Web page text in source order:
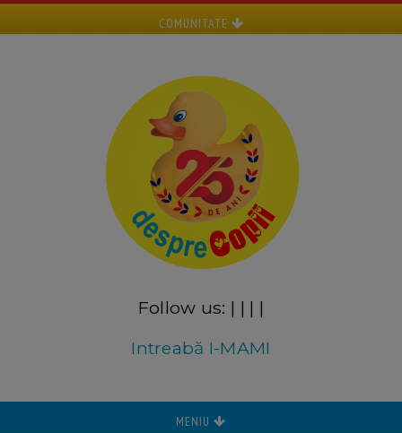
COMUNITATE
Follow us: | | | |
Intreabă I-MAMI
MENIU